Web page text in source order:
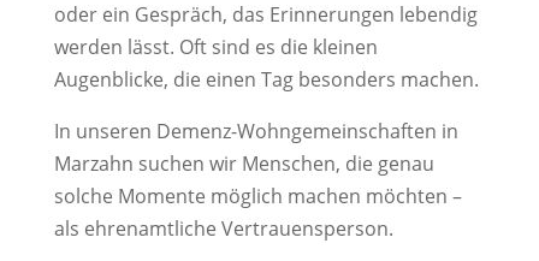
oder ein Gespräch, das Erinnerungen lebendig
werden lässt. Oft sind es die kleinen
Augenblicke, die einen Tag besonders machen.
In unseren Demenz-Wohngemeinschaften in
Marzahn suchen wir Menschen, die genau
solche Momente möglich machen möchten –
als ehrenamtliche Vertrauensperson.